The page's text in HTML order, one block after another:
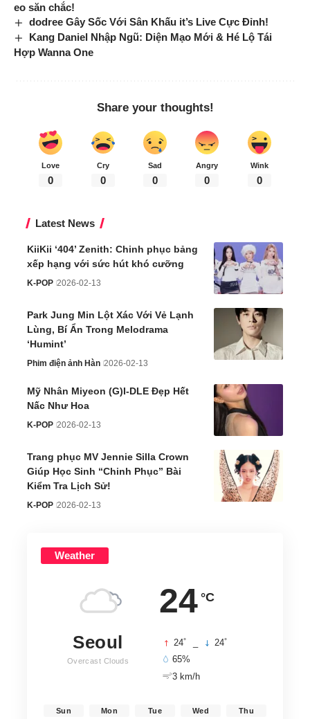
eo săn chắc!
dodree Gây Sốc Với Sân Khấu it’s Live Cực Đỉnh!
Kang Daniel Nhập Ngũ: Diện Mạo Mới & Hé Lộ Tái
Hợp Wanna One
Share your thoughts!
Love
0
Cry
0
Sad
0
Angry
0
Wink
0
Latest News
KiiKii ‘404’ Zenith: Chinh phục bảng
xếp hạng với sức hút khó cưỡng
K-POP 2026-02-13
Park Jung Min Lột Xác Với Vẻ Lạnh
Lùng, Bí Ẩn Trong Melodrama
‘Humint’
Phim điện ảnh Hàn 2026-02-13
Mỹ Nhân Miyeon (G)I-DLE Đẹp Hết
Nấc Như Hoa
K-POP 2026-02-13
Trang phục MV Jennie Silla Crown
Giúp Học Sinh “Chinh Phục” Bài
Kiểm Tra Lịch Sử!
K-POP 2026-02-13
Weather
24 °C
Seoul
Overcast Clouds
24° 24°
65%
3 km/h
Sun Mon Tue Wed Thu